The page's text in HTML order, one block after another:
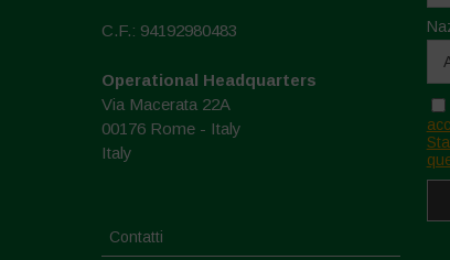
C.F.: 94192980483
Operational Headquarters
Via Macerata 22A
00176 Rome - Italy
Italy
Contatti